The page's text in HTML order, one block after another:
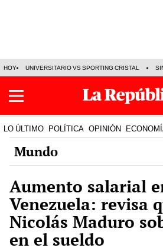
HOY UNIVERSITARIO VS SPORTING CRISTAL
LO ÚLTIMO POLÍTICA OPINIÓN
Mundo
Aumento salarial
Venezuela: revisa
Nicolás Maduro
en el sueldo